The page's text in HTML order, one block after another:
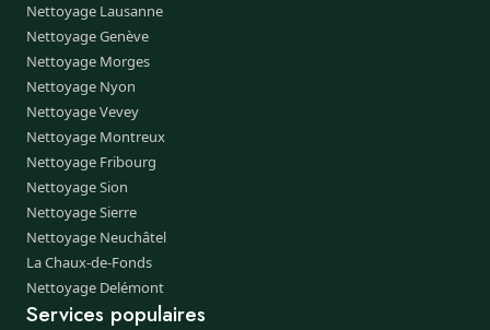
Nettoyage Lausanne
Nettoyage Genève
Nettoyage Morges
Nettoyage Nyon
Nettoyage Vevey
Nettoyage Montreux
Nettoyage Fribourg
Nettoyage Sion
Nettoyage Sierre
Nettoyage Neuchâtel
La Chaux-de-Fonds
Nettoyage Delémont
Services populaires